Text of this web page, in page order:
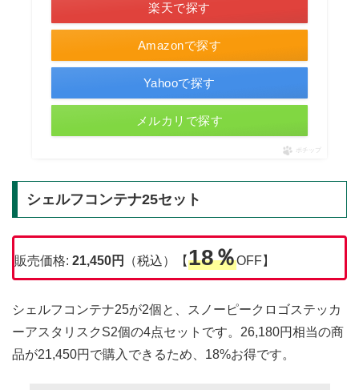
Amazonで探す
楽天で探す
Yahooで探す
メルカリで探す
ポチップ
シェルフコンテナ25セット
販売価格: 21,450円 （税込）【18％OFF】
シェルフコンテナ25が2個と、スノーピークロゴステッカ
ーアスタリスクS2個の4点セットです。26,180円相当の商
品が21,450円で購入できるため、18%お得です。